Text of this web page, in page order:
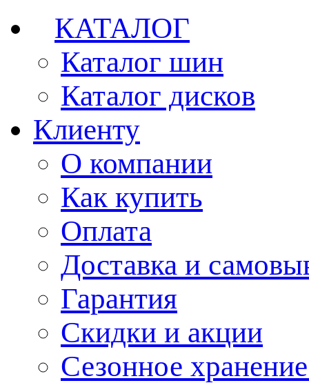
КАТАЛОГ
Каталог шин
Каталог дисков
Клиенту
О компании
Как купить
Оплата
Доставка и
Гарантия
Скидки и акции
Сезонное